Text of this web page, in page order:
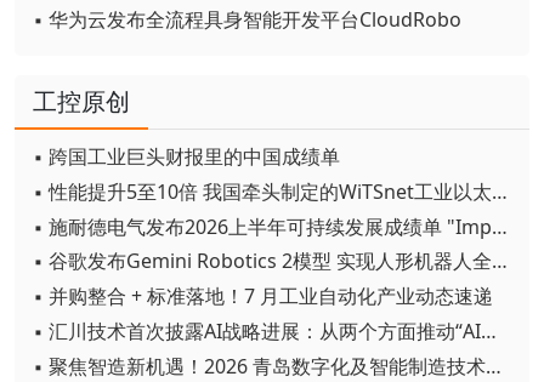
▪ 华为云发布全流程具身智能开发平台CloudRobo
工控原创
▪ 跨国工业巨头财报里的中国成绩单
▪ 性能提升5至10倍 我国牵头制定的WiTSnet工业以太网国际标准正式发布
▪ 施耐德电气发布2026上半年可持续发展成绩单 "Impact 2030"路线图开局稳健
▪ 谷歌发布Gemini Robotics 2模型 实现人形机器人全身智能控制突破
▪ 并购整合 + 标准落地！7 月工业自动化产业动态速递
▪ 汇川技术首次披露AI战略进展：从两个方面推动“AI业务化”落地
▪ 聚焦智造新机遇！2026 青岛数字化及智能制造技术论坛圆满落幕